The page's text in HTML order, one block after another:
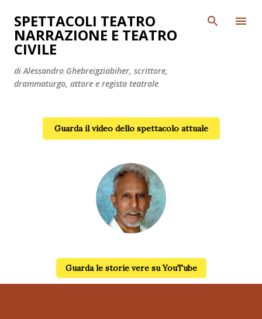
Passa ai contenuti principali
SPETTACOLI TEATRO
NARRAZIONE E TEATRO
CIVILE
di Alessandro Ghebreigziabiher, scrittore,
drammaturgo, attore e regista teatrale
Guarda il video dello spettacolo attuale
Guarda le storie vere su YouTube